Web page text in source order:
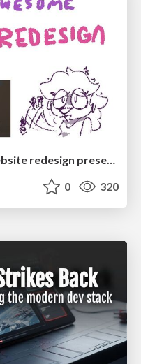
sira's awesome portfolio website redesign presentation
0 320